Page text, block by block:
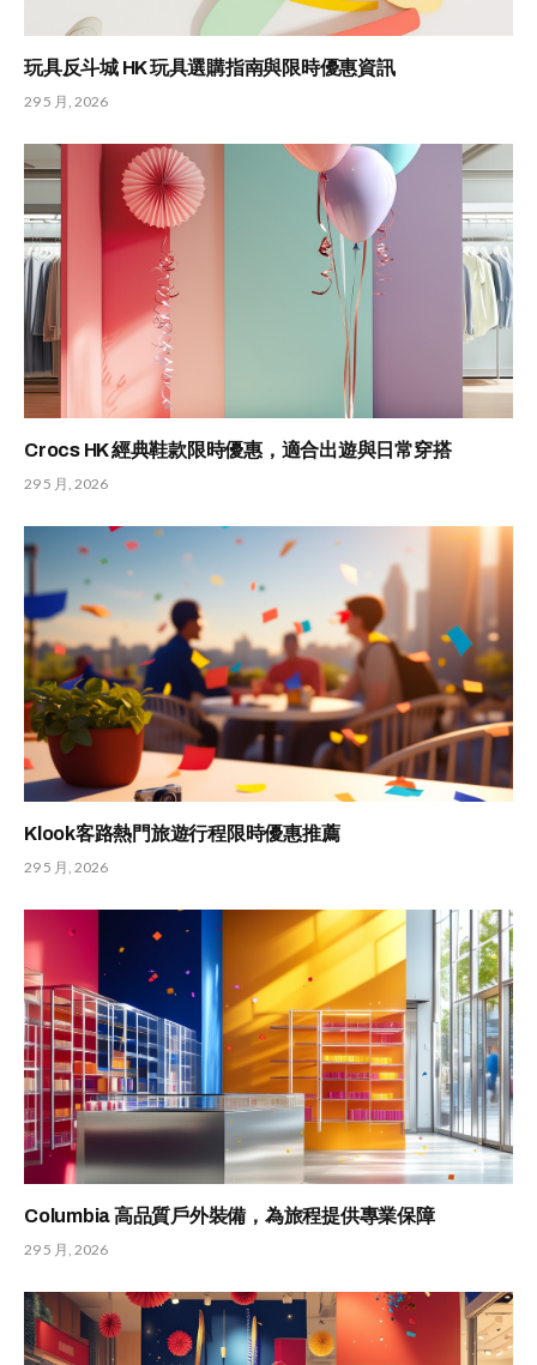
玩具反斗城 HK 玩具選購指南與限時優惠資訊
29 5 月, 2026
Crocs HK 經典鞋款限時優惠，適合出遊與日常穿搭
29 5 月, 2026
Klook客路熱門旅遊行程限時優惠推薦
29 5 月, 2026
Columbia 高品質戶外裝備，為旅程提供專業保障
29 5 月, 2026